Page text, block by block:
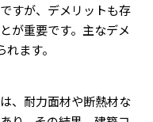
すが、デメリットも存
が重要です。主なデメ
ます。
、耐力面材や断熱材な